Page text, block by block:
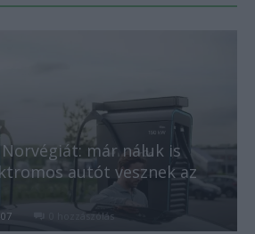
már náluk is
autót vesznek az
0 hozzászólás